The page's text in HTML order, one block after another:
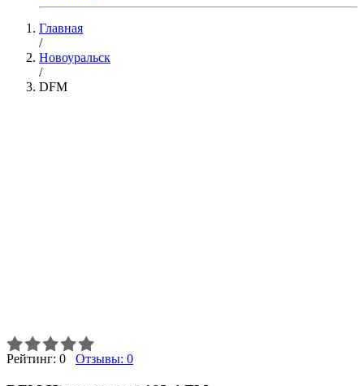
Главная
/
Новоуральск
/
DFM
Рейтинг: 0 Отзывы: 0